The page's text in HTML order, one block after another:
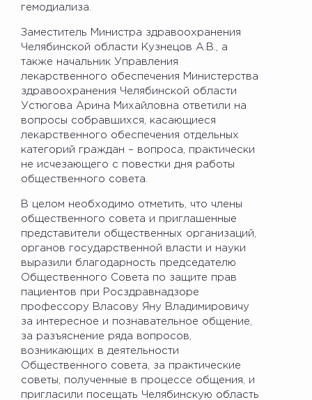
гемодиализа.
Заместитель Министра здравоохранения
Челябинской области Кузнецов А.В., а
также начальник Управления
лекарственного обеспечения Министерства
здравоохранения Челябинской области
Устюгова Арина Михайловна ответили на
вопросы собравшихся, касающиеся
лекарственного обеспечения отдельных
категорий граждан – вопроса, практически
не исчезающего с повестки дня работы
общественного совета.
В целом необходимо отметить, что члены
общественного совета и приглашенные
представители общественных организаций,
органов государственной власти и науки
выразили благодарность председателю
Общественного Совета по защите прав
пациентов при Росздравнадзоре
профессору Власову Яну Владимировичу
за интересное и познавательное общение,
за разъяснение ряда вопросов,
возникающих в деятельности
Общественного совета, за практические
советы, полученные в процессе общения, и
пригласили посещать Челябинскую область